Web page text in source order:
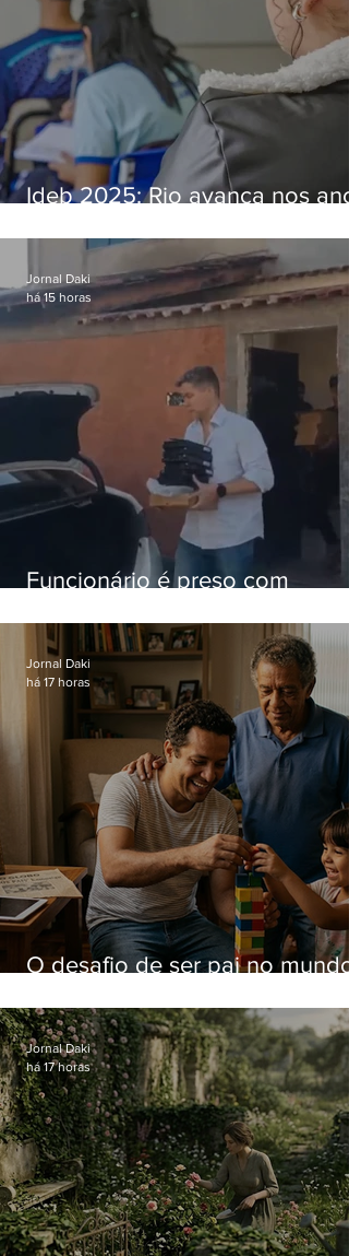
Ideb 2025: Rio avança nos
nacional
Funcionário é preso com
Hospital do Andaraí
Jornal Daki
há 15 horas
O desafio de ser pai no mundo
Jornal Daki
há 17 horas
Jornal Daki
há 17 horas